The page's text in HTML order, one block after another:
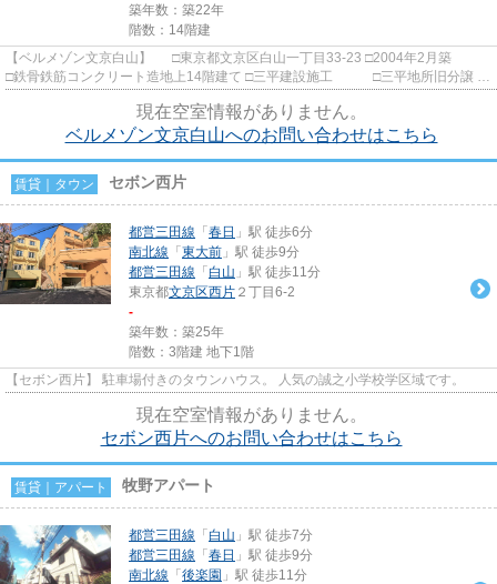
築年数：築22年
階数：14階建
【ベルメゾン文京白山】 □東京都文京区白山一丁目33-23 □2004年2月築
□鉄骨鉄筋コンクリート造地上14階建て □三平建設施工 □三平地所旧分譲 都
現在空室情報がありません。
ベルメゾン文京白山へのお問い合わせはこちら
賃貸｜タウン セボン西片
都営三田線 「 春日 」駅 徒歩6分
南北線 「 東大前 」駅 徒歩9分
都営三田線 「 白山 」駅 徒歩11分
東京都文京区西片 ２丁目6-2
-
築年数：築25年
階数：3階建 地下1階
【セボン西片】 駐車場付きのタウンハウス。 人気の誠之小学校学区域です。
現在空室情報がありません。
セボン西片へのお問い合わせはこちら
賃貸｜アパート 牧野アパート
都営三田線 「 白山 」駅 徒歩7分
都営三田線 「 春日 」駅 徒歩9分
南北線 「 後楽園 」駅 徒歩11分